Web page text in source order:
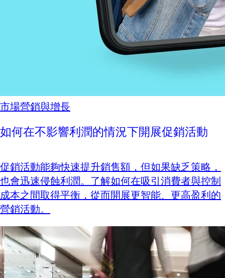
市場營銷與增長
如何在不影響利潤的情況下開展促銷活動
促銷活動能夠快速提升銷售額，但如果缺乏策略，
也會迅速侵蝕利潤。了解如何在吸引消費者與控制
成本之間取得平衡，從而開展更智能、更高盈利的
營銷活動。